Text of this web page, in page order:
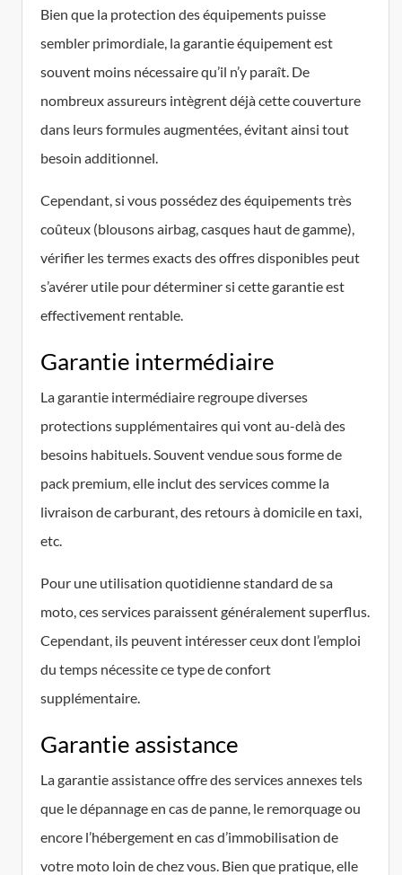
Bien que la protection des équipements puisse
sembler primordiale, la garantie équipement est
souvent moins nécessaire qu’il n’y paraît. De
nombreux assureurs intègrent déjà cette couverture
dans leurs formules augmentées, évitant ainsi tout
besoin additionnel.
Cependant, si vous possédez des équipements très
coûteux (blousons airbag, casques haut de gamme),
vérifier les termes exacts des offres disponibles peut
s’avérer utile pour déterminer si cette garantie est
effectivement rentable.
Garantie intermédiaire
La garantie intermédiaire regroupe diverses
protections supplémentaires qui vont au-delà des
besoins habituels. Souvent vendue sous forme de
pack premium, elle inclut des services comme la
livraison de carburant, des retours à domicile en taxi,
etc.
Pour une utilisation quotidienne standard de sa
moto, ces services paraissent généralement superflus.
Cependant, ils peuvent intéresser ceux dont l’emploi
du temps nécessite ce type de confort
supplémentaire.
Garantie assistance
La garantie assistance offre des services annexes tels
que le dépannage en cas de panne, le remorquage ou
encore l’hébergement en cas d’immobilisation de
votre moto loin de chez vous. Bien que pratique, elle